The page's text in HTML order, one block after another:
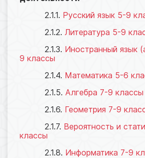
2.1.1. Русский язык 5-9
2.1.2. Литература 5-9
2.1.3. Иностранный язык
9 классы
2.1.4. Математика 5-6
2.1.5. Алгебра 7-9 классы
2.1.6. Геометрия 7-9
2.1.7. Вероятность и
классы
2.1.8. Информатика 7-9